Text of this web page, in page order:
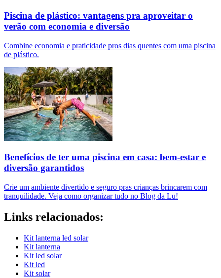
Piscina de plástico: vantagens pra aproveitar o
verão com economia e diversão
Combine economia e praticidade pros dias quentes com uma piscina
de plástico.
Benefícios de ter uma piscina em casa: bem-estar e
diversão garantidos
Crie um ambiente divertido e seguro pras crianças brincarem com
tranquilidade. Veja como organizar tudo no Blog da Lu!
Links relacionados:
Kit lanterna led solar
Kit lanterna
Kit led solar
Kit led
Kit solar